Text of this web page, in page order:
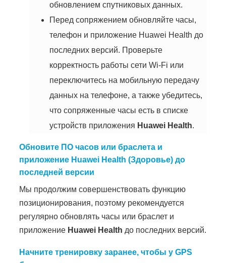
обновлением спутниковых данных.
Перед сопряжением обновляйте часы,
телефон и приложение Huawei Health до
последних версий. Проверьте
корректность работы сети Wi-Fi или
переключитесь на мобильную передачу
данных на телефоне, а также убедитесь,
что сопряженные часы есть в списке
устройств приложения Huawei Health.
Обновите ПО часов или браслета и
приложение Huawei Health (Здоровье) до
последней версии
Мы продолжим совершенствовать функцию
позиционирования, поэтому рекомендуется
регулярно обновлять часы или браслет и
приложение Huawei Health до последних версий.
Начните тренировку заранее, чтобы у GPS